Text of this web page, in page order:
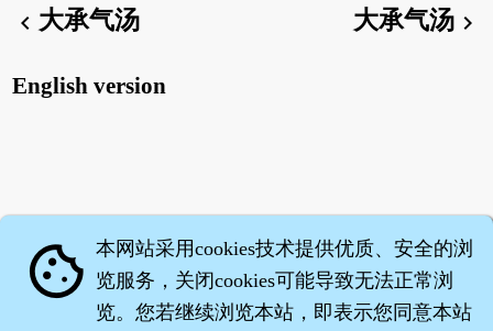
chevron_left大承气汤 大承气汤chevron_right
English version
cookie 本网站采用cookies技术提供优质、安全的浏
览服务，关闭cookies可能导致无法正常浏
览。您若继续浏览本站，即表示您同意本站